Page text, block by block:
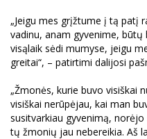
„Jeigu mes grįžtume į tą patį
vadinu, anam gyvenime, būtų
visąlaik sėdi mumyse, jeigu
greitai“, – patirtimi dalijosi
„Žmonės, kurie buvo visiškai
visiškai nerūpėjau, kai man
susitvarkiau gyvenimą,
tų žmonių jau nebereikia. Aš